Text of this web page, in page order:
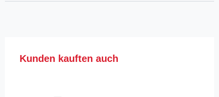
Produktgalerie überspringen
Kunden kauften auch